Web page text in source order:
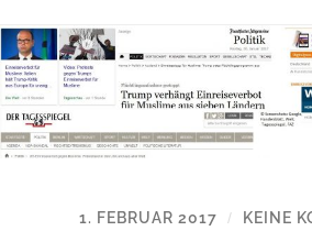
1. FEBRUAR 2017 / KEINE